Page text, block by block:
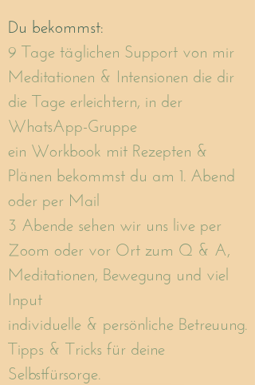
Du bekommst:
9 Tage täglichen Support von mir
Meditationen & Intensionen die dir
die Tage erleichtern, in der
WhatsApp-Gruppe
ein Workbook mit Rezepten &
Plänen bekommst du am 1. Abend
oder per Mail
3 Abende sehen wir uns live per
Zoom oder vor Ort zum Q & A,
Meditationen, Bewegung und viel
Input
individuelle & persönliche Betreuung.
Tipps & Tricks für deine
Selbstfürsorge.